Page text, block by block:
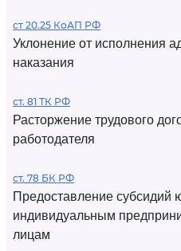
ст 20.25 КоАП РФ
Уклонение от исполнения
наказания
ст. 81 ТК РФ
Расторжение трудового
работодателя
ст. 78 БК РФ
Предоставление субсидий
индивидуальным
лицам